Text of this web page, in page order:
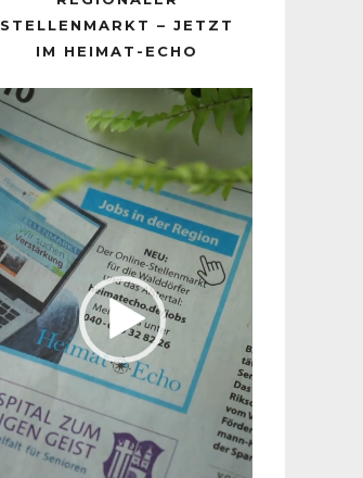
STELLENMARKT – JETZT
IM HEIMAT-ECHO
Player